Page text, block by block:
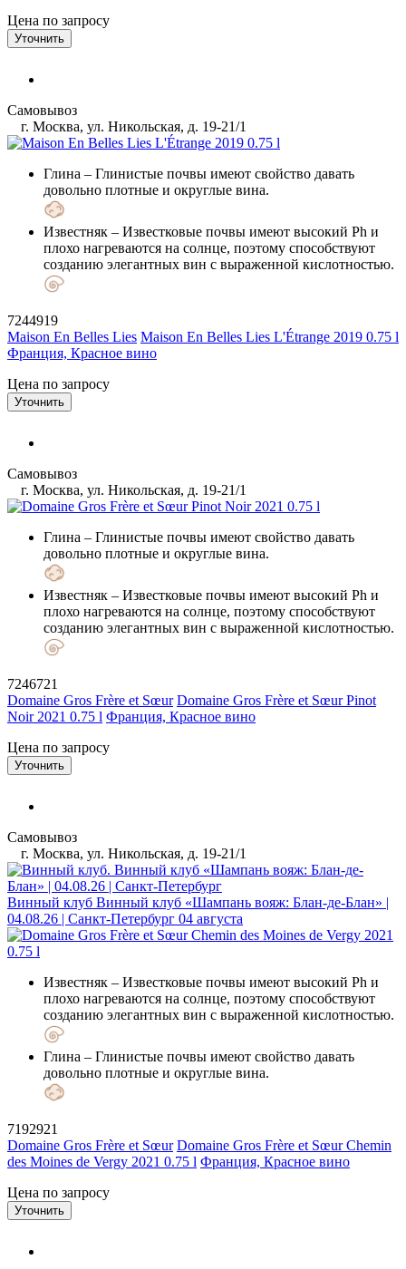
Цена по запросу
Уточнить
Самовывоз
г. Москва, ул. Никольская, д. 19-21/1
Глина – Глинистые почвы имеют свойство давать
довольно плотные и округлые вина.
Известняк – Известковые почвы имеют высокий Ph и
плохо нагреваются на солнце, поэтому способствуют
созданию элегантных вин с выраженной кислотностью.
7244919
Maison En Belles Lies Maison En Belles Lies L'Étrange 2019 0.75 l
Франция, Красное вино
Цена по запросу
Уточнить
Самовывоз
г. Москва, ул. Никольская, д. 19-21/1
Глина – Глинистые почвы имеют свойство давать
довольно плотные и округлые вина.
Известняк – Известковые почвы имеют высокий Ph и
плохо нагреваются на солнце, поэтому способствуют
созданию элегантных вин с выраженной кислотностью.
7246721
Domaine Gros Frère et Sœur Domaine Gros Frère et Sœur Pinot
Noir 2021 0.75 l Франция, Красное вино
Цена по запросу
Уточнить
Самовывоз
г. Москва, ул. Никольская, д. 19-21/1
Винный клуб Винный клуб «Шампань вояж: Блан-де-Блан» |
04.08.26 | Санкт-Петербург 04 августа
Известняк – Известковые почвы имеют высокий Ph и
плохо нагреваются на солнце, поэтому способствуют
созданию элегантных вин с выраженной кислотностью.
Глина – Глинистые почвы имеют свойство давать
довольно плотные и округлые вина.
7192921
Domaine Gros Frère et Sœur Domaine Gros Frère et Sœur Chemin
des Moines de Vergy 2021 0.75 l Франция, Красное вино
Цена по запросу
Уточнить